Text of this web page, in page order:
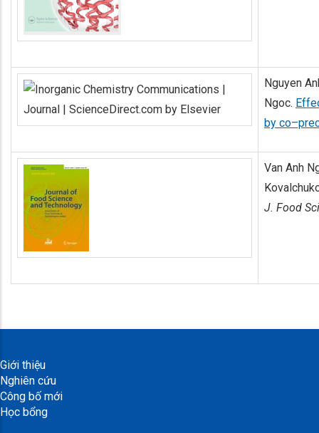
Nguyen
Ngoc.
by
Van Anh
J. Food
Giới thiệu
Nghiên cứu
Công bố mới
Học bổng